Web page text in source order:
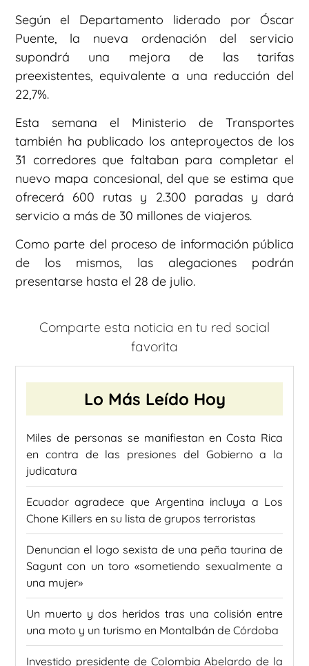
Según el Departamento liderado por Óscar
Puente, la nueva ordenación del servicio
supondrá una mejora de las tarifas
preexistentes, equivalente a una reducción del
22,7%.
Esta semana el Ministerio de Transportes
también ha publicado los anteproyectos de los
31 corredores que faltaban para completar el
nuevo mapa concesional, del que se estima que
ofrecerá 600 rutas y 2.300 paradas y dará
servicio a más de 30 millones de viajeros.
Como parte del proceso de información pública
de los mismos, las alegaciones podrán
presentarse hasta el 28 de julio.
Comparte esta noticia en tu red social
favorita
Lo Más Leído Hoy
Miles de personas se manifiestan en Costa Rica
en contra de las presiones del Gobierno a la
judicatura
Ecuador agradece que Argentina incluya a Los
Chone Killers en su lista de grupos terroristas
Denuncian el logo sexista de una peña taurina de
Sagunt con un toro «sometiendo sexualmente a
una mujer»
Un muerto y dos heridos tras una colisión entre
una moto y un turismo en Montalbán de Córdoba
Investido presidente de Colombia Abelardo de la